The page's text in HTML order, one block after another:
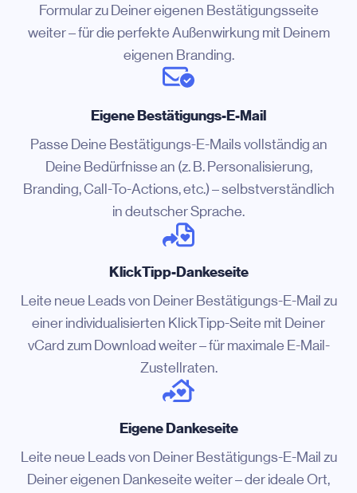
Formular zu Deiner eigenen Bestätigungsseite
weiter – für die perfekte Außenwirkung mit Deinem
eigenen Branding.
Eigene Bestätigungs-E-Mail
Passe Deine Bestätigungs-E-Mails vollständig an
Deine Bedürfnisse an (z. B. Personalisierung,
Branding, Call-To-Actions, etc.) – selbstverständlich
in deutscher Sprache.
KlickTipp-Dankeseite
Leite neue Leads von Deiner Bestätigungs-E-Mail zu
einer individualisierten KlickTipp-Seite mit Deiner
vCard zum Download weiter – für maximale E-Mail-
Zustellraten.
Eigene Dankeseite
Leite neue Leads von Deiner Bestätigungs-E-Mail zu
Deiner eigenen Dankeseite weiter – der ideale Ort,